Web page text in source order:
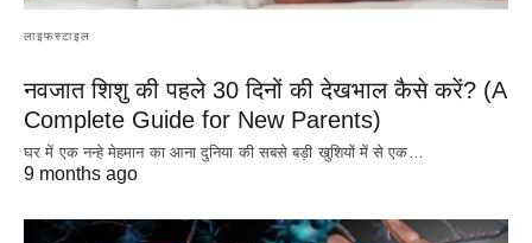
लाइफस्टाइल
नवजात शिशु की पहले 30 दिनों की देखभाल कैसे करें? (A
Complete Guide for New Parents)
घर में एक नन्हे मेहमान का आना दुनिया की सबसे बड़ी खुशियों में से एक…
9 months ago